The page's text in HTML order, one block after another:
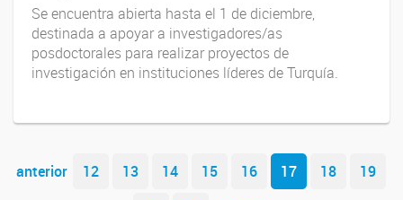
Se encuentra abierta hasta el 1 de diciembre,
destinada a apoyar a investigadores/as
posdoctorales para realizar proyectos de
investigación en instituciones líderes de Turquía.
Navegador de artículos
anterior 12 13 14 15 16 17 18
19